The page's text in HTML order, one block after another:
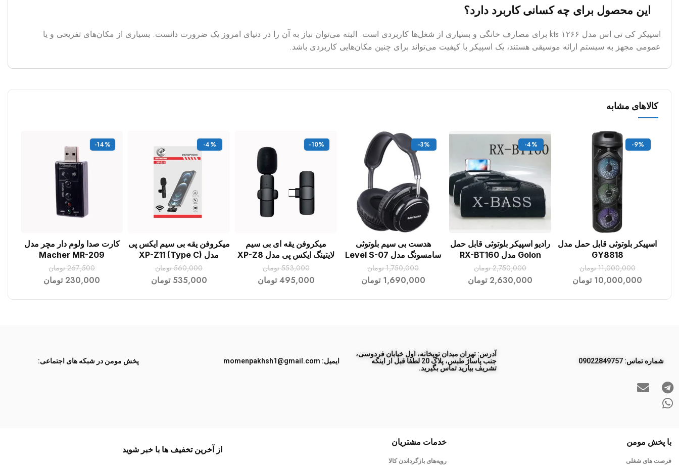
این محصول برای چه کسانی کاربرد دارد؟
اسپیکر کی تی اس مدل kts ۱۲۶۶ برای مصارف خانگی و بسیاری از شغل‌ها کاربردی است. البته می‌توان نیاز به آن را در دنیای امروز یک ضرورت دانست. بسیاری از مکان‌های تفریحی و یا
عمومی مجهز به سیستم ارائه موسیقی هستند، یک اسپیکر با کیفیت می‌تواند برای چنین مکان‌هایی کاربردی باشد.
کالاهای مشابه
-9%
افزودن به سبد خرید
اسپیکر بلوتوثی قابل حمل مدل
GY8818
11,000,000 تومان
10,000,000 تومان
-4%
افزودن به سبد خرید
رادیو اسپیکر بلوتوثی قابل حمل
Golon مدل RX-BT160
2,750,000 تومان
2,630,000 تومان
-3%
افزودن به سبد خرید
هدست بی سیم بلوتوثی
سامسونگ مدل Level S-07
1,750,000 تومان
1,690,000 تومان
-10%
افزودن به سبد خرید
میکروفن یقه ای بی سیم
لایتینگ ایکس پی مدل XP-Z8
553,000 تومان
495,000 تومان
-4%
افزودن به سبد خرید
میکروفن یقه بی سیم ایکس پی
مدل XP-Z11 (Type C)
560,000 تومان
535,000 تومان
-14%
افزودن به سبد خرید
کارت صدا ولوم دار مچر مدل
Macher MR-209
267,500 تومان
230,000 تومان
ﺷﻤﺎره ﺗﻤﺎس: 09022849757
آدرس: تهران میدان توپخانه، اول خیابان فردوسی،
جنب پاساژ طبس، پلاک 20 لطفا قبل از اینکه
تشریف بیارید تماس بگیرید.
ایمیل: momenpakhsh1@gmail.com پخش مومن در شبکه های اجتماعی:
با پخش مومن
فرصت های شغلی
خدمات مشتریان
رویه‌های بازگرداندن کالا
از آخرین تخفیف ها با خبر شوید